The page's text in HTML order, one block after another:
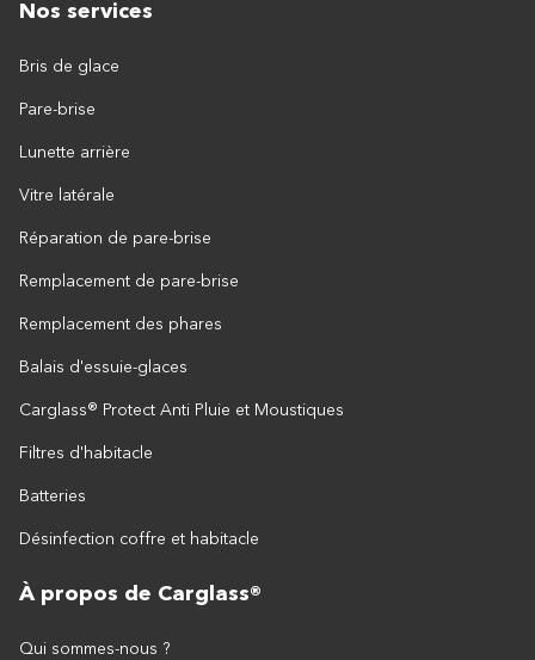
Nos services
Bris de glace
Pare-brise
Lunette arrière
Vitre latérale
Réparation de pare-brise
Remplacement de pare-brise
Remplacement des phares
Balais d'essuie-glaces
Carglass® Protect Anti Pluie et Moustiques
Filtres d'habitacle
Batteries
Désinfection coffre et habitacle
À propos de Carglass®
Qui sommes-nous ?